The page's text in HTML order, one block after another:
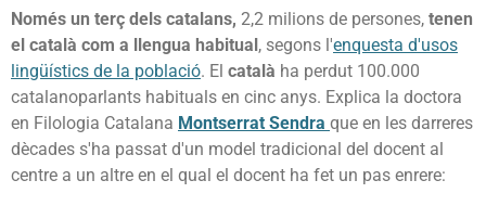
Només un terç dels catalans, 2,2 milions de persones, tenen
el català com a llengua habitual, segons l'enquesta d'usos
lingüístics de la població. El català ha perdut 100.000
catalanoparlants habituals en cinc anys. Explica la doctora
en Filologia Catalana Montserrat Sendra que en les darreres
dècades s'ha passat d'un model tradicional del docent al
centre a un altre en el qual el docent ha fet un pas enrere: